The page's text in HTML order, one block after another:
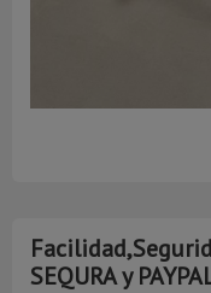
SEQURA y